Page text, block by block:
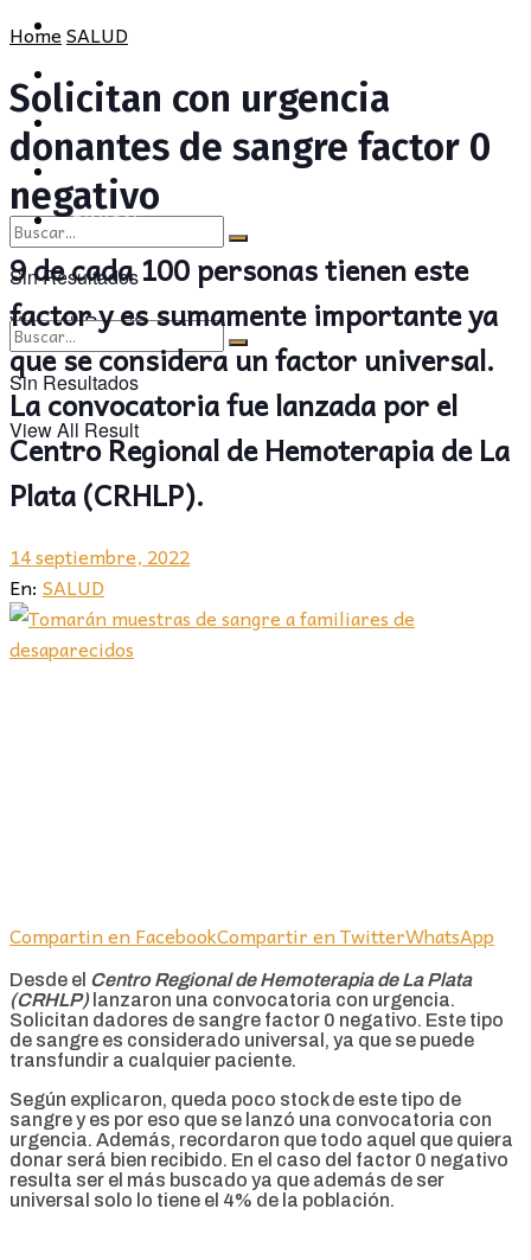
CULTURA
OPINIÓN
Sin Resultados
View All Result
PROVINCIA
POLÍTICA
CULTURA
OPINIÓN
Sin Resultados
View All Result
HomeSALUD
Solicitan con urgencia
donantes de sangre factor 0
negativo
9 de cada 100 personas tienen este
factor y es sumamente importante ya
que se considera un factor universal.
La convocatoria fue lanzada por el
Centro Regional de Hemoterapia de La
Plata (CRHLP).
14 septiembre, 2022
En: SALUD
Compartin en FacebookCompartir en TwitterWhatsApp
Desde el Centro Regional de Hemoterapia de La Plata
(CRHLP) lanzaron una convocatoria con urgencia.
Solicitan dadores de sangre factor 0 negativo. Este tipo
de sangre es considerado universal, ya que se puede
transfundir a cualquier paciente.
Según explicaron, queda poco stock de este tipo de
sangre y es por eso que se lanzó una convocatoria con
urgencia. Además, recordaron que todo aquel que quiera
donar será bien recibido. En el caso del factor 0 negativo
resulta ser el más buscado ya que además de ser
universal solo lo tiene el 4% de la población.